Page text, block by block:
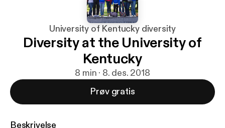
University of Kentucky diversity
Diversity at the University of
Kentucky
8 min · 8. des. 2018
Prøv gratis
Beskrivelse